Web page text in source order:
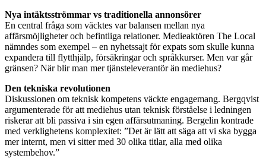
Nya intäktsströmmar vs traditionella annonsörer
En central fråga som väcktes var balansen mellan nya
affärsmöjligheter och befintliga relationer. Medieaktören The Local
nämndes som exempel – en nyhetssajt för expats som skulle kunna
expandera till flytthjälp, försäkringar och språkkurser. Men var går
gränsen? När blir man mer tjänsteleverantör än mediehus?
Den tekniska revolutionen
Diskussionen om teknisk kompetens väckte engagemang. Bergqvist
argumenterade för att mediehus utan teknisk förståelse i ledningen
riskerar att bli passiva i sin egen affärsutmaning. Bergelin kontrade
med verklighetens komplexitet: ”Det är lätt att säga att vi ska bygga
mer internt, men vi sitter med 30 olika titlar, alla med olika
systembehov.”